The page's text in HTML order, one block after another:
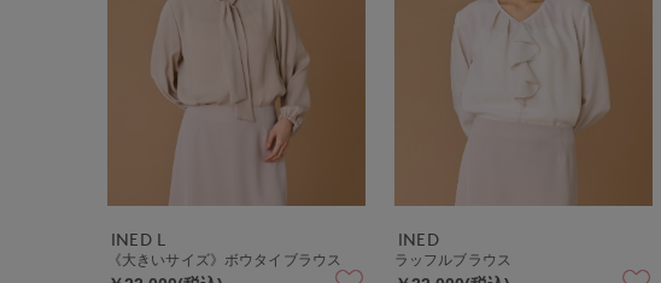
INED L
《大きいサイズ》ボウタイブラウス
INED
ラッフルブラウス